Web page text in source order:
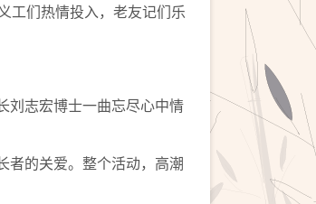
工们热情投入，老友记们乐
刘志宏博士一曲忘尽心中情
者的关爱。整个活动，高潮